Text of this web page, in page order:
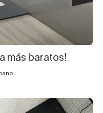
más baratos!